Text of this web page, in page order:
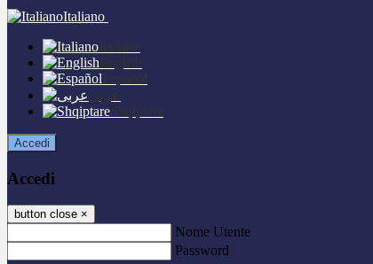
Italiano
Italiano
English
Español
عربى
Shqiptare
Accedi
Accedi
button close ×
Nome Utente
Password